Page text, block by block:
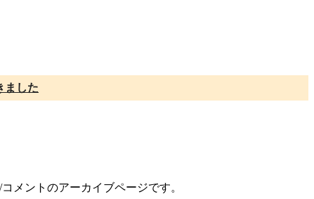
ました
メントのアーカイブページです。